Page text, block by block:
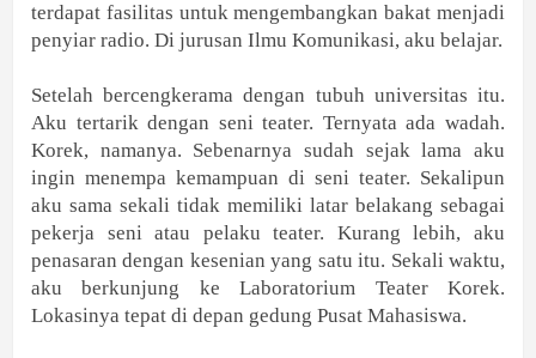
terdapat fasilitas untuk mengembangkan bakat menjadi
penyiar radio. Di jurusan Ilmu Komunikasi, aku belajar.
Setelah bercengkerama dengan tubuh universitas itu.
Aku tertarik dengan seni teater. Ternyata ada wadah.
Korek, namanya. Sebenarnya sudah sejak lama aku
ingin menempa kemampuan di seni teater. Sekalipun
aku sama sekali tidak memiliki latar belakang sebagai
pekerja seni atau pelaku teater. Kurang lebih, aku
penasaran dengan kesenian yang satu itu. Sekali waktu,
aku berkunjung ke Laboratorium Teater Korek.
Lokasinya tepat di depan gedung Pusat Mahasiswa.